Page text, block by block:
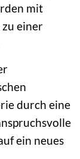
mit
einer
durch eine
ein neues